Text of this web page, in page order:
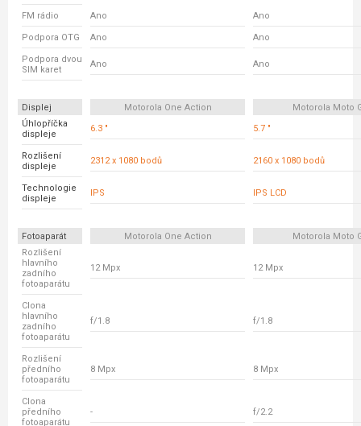
FM rádio Ano Ano
Podpora OTG Ano Ano
Podpora dvou
SIM karet
Ano Ano
Displej Motorola One Action
Motorola Moto
Úhlopříčka
displeje
6.3 " 5.7 "
Rozlišení
displeje
2312 x 1080 bodů 2160 x 1080 bodů
Technologie
displeje
IPS IPS LCD
Fotoaparát Motorola One Action
Motorola Moto
Rozlišení
hlavního
zadního
fotoaparátu
12 Mpx 12 Mpx
Clona
hlavního
zadního
fotoaparátu
f/1.8 f/1.8
Rozlišení
předního
fotoaparátu
8 Mpx 8 Mpx
Clona
předního
fotoaparátu
- f/2.2